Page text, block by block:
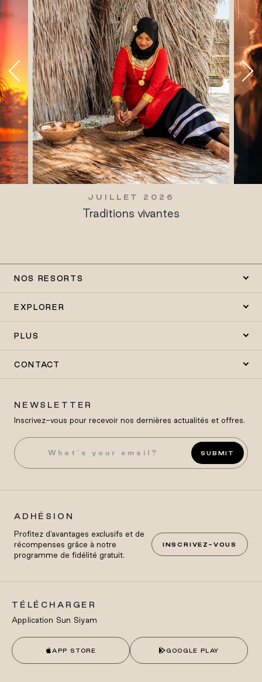
JUILLET 2026
Traditions vivantes
NOS RESORTS
EXPLORER
PLUS
CONTACT
NEWSLETTER
Inscrivez-vous pour recevoir nos dernières actualités et offres.
SUBMIT
ADHÉSION
Profitez d'avantages exclusifs et de
récompenses grâce à notre
programme de fidélité gratuit.
INSCRIVEZ-VOUS
TÉLÉCHARGER
Application Sun Siyam
APP STORE GOOGLE PLAY